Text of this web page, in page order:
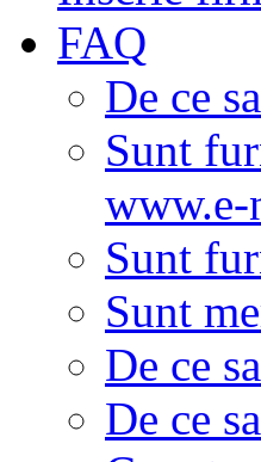
FAQ
De ce
Sunt
Sunt
Sunt
De ce
De ce